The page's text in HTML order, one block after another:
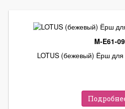
M-E61-09
LOTUS (бежевый) Ёрш для